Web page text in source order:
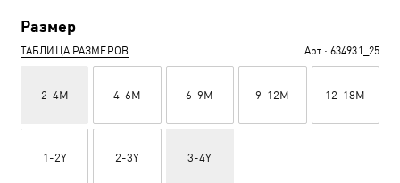
Размер
ТАБЛИЦА РАЗМЕРОВ Арт.: 634931_25
2-4M 4-6M 6-9M 9-12M 12-18M
1-2Y 2-3Y 3-4Y